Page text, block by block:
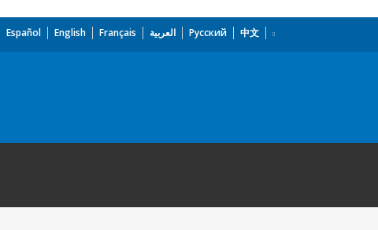
Español English Français العربية Русский 中文